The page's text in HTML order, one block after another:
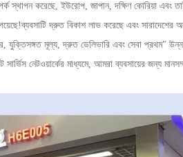
স্থাপন করেছে, ইউরোপ, জাপান, দক্ষিণ কোরিয়া এবং
দ্রুত বিকাশ লাভ করেছে এবং সারাদেশের
যুক্তিসঙ্গত মূল্য, দ্রুত ডেলিভারি এবং সেবা প্রথম"
নেটওয়ার্কের মাধ্যমে, আমরা ব্যবসায়ের জন্য